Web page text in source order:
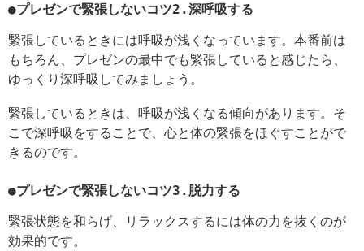
●プレゼンで緊張しないコツ2.深呼吸する
緊張しているときには呼吸が浅くなっています。本番前は
もちろん、プレゼンの最中でも緊張していると感じたら、
ゆっくり深呼吸してみましょう。
緊張しているときは、呼吸が浅くなる傾向があります。そ
こで深呼吸をすることで、心と体の緊張をほぐすことがで
きるのです。
●プレゼンで緊張しないコツ3.脱力する
緊張状態を和らげ、リラックスするには体の力を抜くのが
効果的です。